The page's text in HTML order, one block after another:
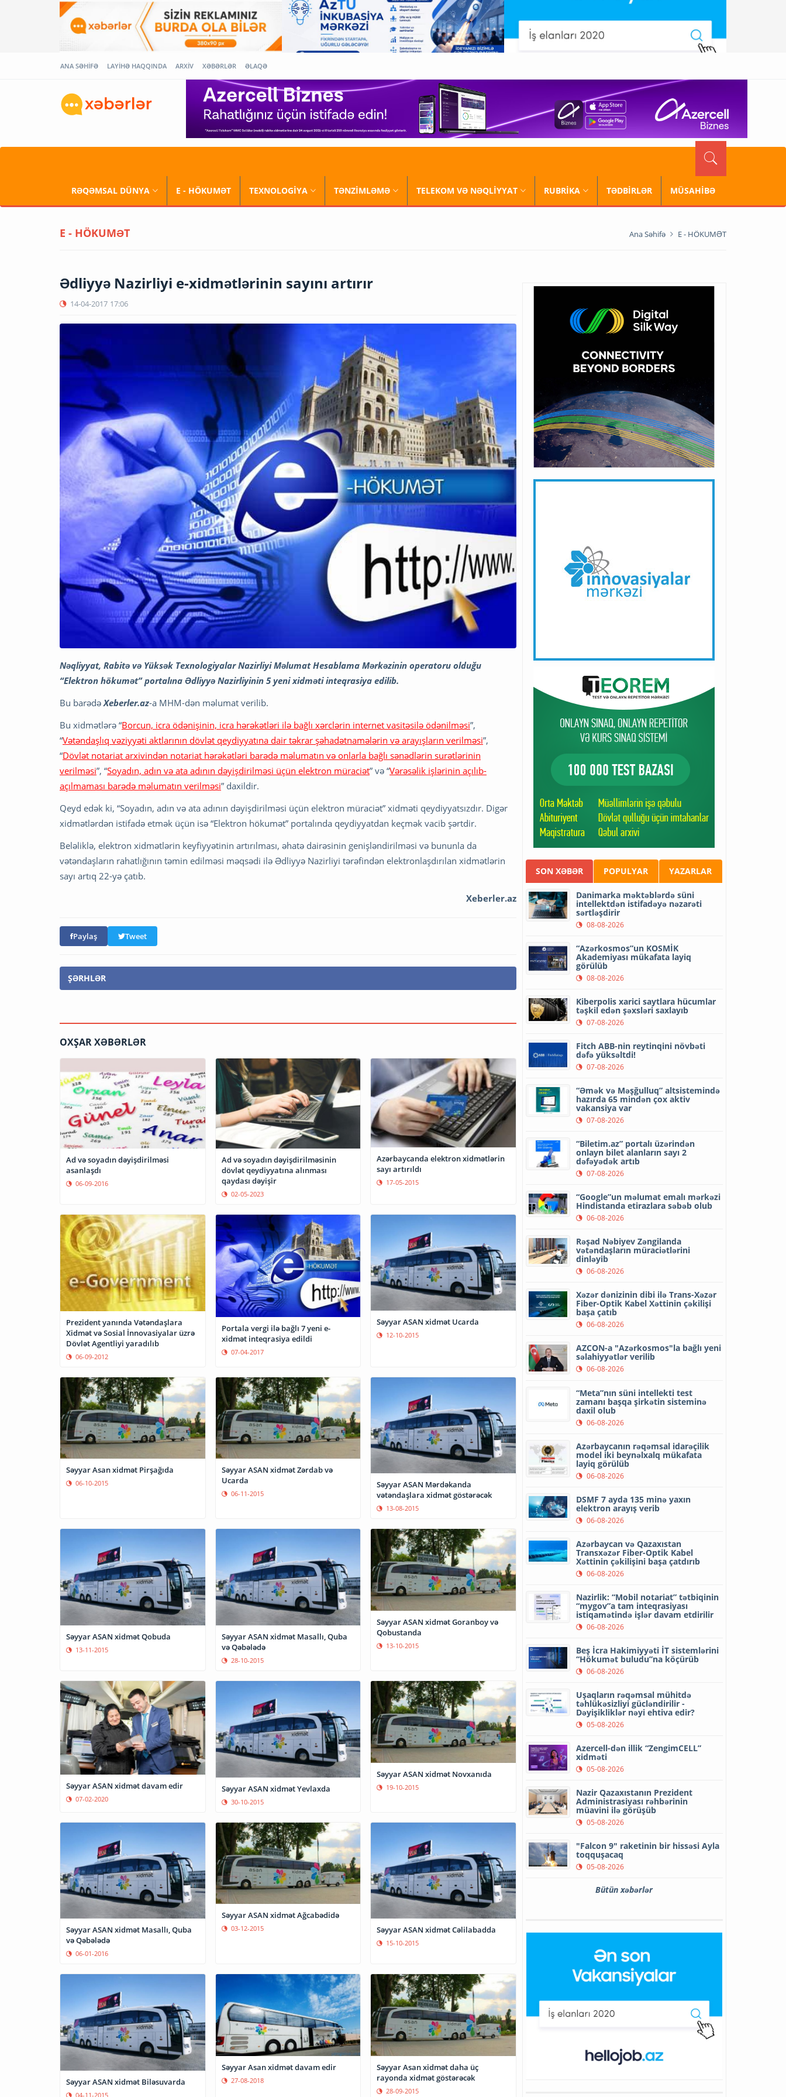
ANA SƏHİFƏ LAYİHƏ HAQQINDA ARXİV XƏBƏRLƏR ƏLAQƏ
RƏQƏMSAL DÜNYA E - HÖKUMƏT TEXNOLOGİYA TƏNZİMLƏMƏ TELEKOM VƏ NƏQLİYYAT RUBRİKA TƏDBİRLƏR MÜSAHİBƏ
E - HÖKUMƏT Ana Səhifə E - HÖKUMƏT
Ədliyyə Nazirliyi e-xidmətlərinin sayını artırır
14-04-2017 17:06
Nəqliyyat, Rabitə və Yüksək Texnologiyalar Nazirliyi Məlumat Hesablama Mərkəzinin operatoru olduğu
“Elektron hökumət” portalına Ədliyyə Nazirliyinin 5 yeni xidməti inteqrasiya edilib.
Bu barədəXeberler.az-a MHM-dən məlumat verilib.
Bu xidmətlərə “Borcun, icra ödənişinin, icra hərəkətləri ilə bağlı xərclərin internet vasitəsilə ödənilməsi”,
“Vətəndaşlıq vəziyyəti aktlarının dövlət qeydiyyatına dair təkrar şəhadətnamələrin və arayışların verilməsi”,
“Dövlət notariat arxivindən notariat hərəkətləri barədə məlumatın və onlarla bağlı sənədlərin surətlərinin
verilməsi”, “Soyadın, adın və ata adının dəyişdirilməsi üçün elektron müraciət” və “Vərəsəlik işlərinin açılıb-
açılmaması barədə məlumatın verilməsi” daxildir.
Qeyd edək ki, “Soyadın, adın və ata adının dəyişdirilməsi üçün elektron müraciət” xidməti qeydiyyatsızdır. Digər
xidmətlərdən istifadə etmək üçün isə “Elektron hökumət” portalında qeydiyyatdan keçmək vacib şərtdir.
Beləliklə, elektron xidmətlərin keyfiyyətinin artırılması, əhatə dairəsinin genişləndirilməsi və bununla da
vətəndaşların rahatlığının təmin edilməsi məqsədi ilə Ədliyyə Nazirliyi tərəfindən elektronlaşdırılan xidmətlərin
sayı artıq 22-yə çatıb.
Xeberler.az
Paylaş Tweet
ŞƏRHLƏR
OXŞAR XƏBƏRLƏR
Ad və soyadın dəyişdirilməsi
asanlaşdı
06-09-2016
Ad və soyadın dəyişdirilməsinin
dövlət qeydiyyatına alınması
qaydası dəyişir
02-05-2023
Azərbaycanda elektron xidmətlərin
sayı artırıldı
17-05-2015
Prezident yanında Vətəndaşlara
Xidmət və Sosial İnnovasiyalar üzrə
Dövlət Agentliyi yaradılıb
06-09-2012
Portala vergi ilə bağlı 7 yeni e-
xidmət inteqrasiya edildi
07-04-2017
Səyyar ASAN xidmət Ucarda
12-10-2015
Səyyar Asan xidmət Pirşağıda
06-10-2015
Səyyar ASAN xidmət Zərdab və
Ucarda
06-11-2015
Səyyar ASAN Mərdəkanda
vətəndaşlara xidmət göstərəcək
13-08-2015
Səyyar ASAN xidmət Qobuda
13-11-2015
Səyyar ASAN xidmət Masallı, Quba
və Qəbələdə
28-10-2015
Səyyar ASAN xidmət Goranboy və
Qobustanda
13-10-2015
Səyyar ASAN xidmət davam edir
07-02-2020
Səyyar ASAN xidmət Yevlaxda
30-10-2015
Səyyar ASAN xidmət Novxanıda
19-10-2015
Səyyar ASAN xidmət Masallı, Quba
və Qəbələdə
06-01-2016
Səyyar ASAN xidmət Ağcabədidə
03-12-2015 Səyyar ASAN xidmət Cəlilabadda
15-10-2015
Səyyar ASAN xidmət Biləsuvarda
04-11-2015
Səyyar Asan xidmət davam edir
27-08-2018
Səyyar Asan xidmət daha üç
rayonda xidmət göstərəcək
28-09-2015
SON XƏBƏR POPULYAR YAZARLAR
Danimarka məktəblərdə süni
intellektdən istifadəyə nəzarəti
sərtləşdirir
08-08-2026
“Azərkosmos”un KOSMİK
Akademiyası mükafata layiq
görülüb
08-08-2026
Kiberpolis xarici saytlara hücumlar
təşkil edən şəxsləri saxlayıb
07-08-2026
Fitch ABB-nin reytinqini növbəti
dəfə yüksəltdi!
07-08-2026
“Əmək və Məşğulluq” altsistemində
hazırda 65 mindən çox aktiv
vakansiya var
07-08-2026
“Biletim.az” portalı üzərindən
onlayn bilet alanların sayı 2
dəfəyədək artıb
07-08-2026
“Google”un məlumat emalı mərkəzi
Hindistanda etirazlara səbəb olub
06-08-2026
Rəşad Nəbiyev Zəngilanda
vətəndaşların müraciətlərini
dinləyib
06-08-2026
Xəzər dənizinin dibi ilə Trans-Xəzər
Fiber-Optik Kabel Xəttinin çəkilişi
başa çatıb
06-08-2026
AZCON-a "Azərkosmos"la bağlı yeni
səlahiyyətlər verilib
06-08-2026
“Meta”nın süni intellekti test
zamanı başqa şirkətin sisteminə
daxil olub
06-08-2026
Azərbaycanın rəqəmsal idarəçilik
model iki beynəlxalq mükafata
layiq görülüb
06-08-2026
DSMF 7 ayda 135 minə yaxın
elektron arayış verib
06-08-2026
Azərbaycan və Qazaxıstan
Transxəzər Fiber-Optik Kabel
Xəttinin çəkilişini başa çatdırıb
06-08-2026
Nazirlik: “Mobil notariat” tətbiqinin
“mygov”a tam inteqrasiyası
istiqamətində işlər davam etdirilir
06-08-2026
Beş İcra Hakimiyyəti İT sistemlərini
“Hökumət buludu”na köçürüb
06-08-2026
Uşaqların rəqəmsal mühitdə
təhlükəsizliyi gücləndirilir -
Dəyişikliklər nəyi ehtiva edir?
05-08-2026
Azercell-dən illik “ZengimCELL”
xidməti
05-08-2026
Nazir Qazaxıstanın Prezident
Administrasiyası rəhbərinin
müavini ilə görüşüb
05-08-2026
"Falcon 9" raketinin bir hissəsi Ayla
toqquşacaq
05-08-2026
Bütün xəbərlər